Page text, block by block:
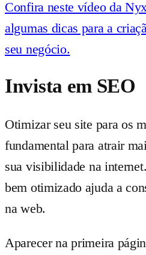
Confira neste vídeo da
algumas dicas para a
seu negócio.
Invista em SEO
Otimizar seu site para os
fundamental para atrair
sua visibilidade na
bem otimizado ajuda a
na web.
Aparecer na primeira